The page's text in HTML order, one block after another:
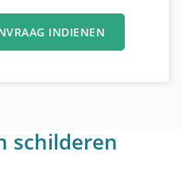
INDIENEN
schilderen